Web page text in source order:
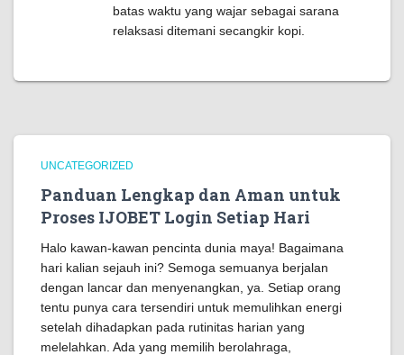
batas waktu yang wajar sebagai sarana
relaksasi ditemani secangkir kopi.
UNCATEGORIZED
Panduan Lengkap dan Aman untuk
Proses IJOBET Login Setiap Hari
Halo kawan-kawan pencinta dunia maya! Bagaimana
hari kalian sejauh ini? Semoga semuanya berjalan
dengan lancar dan menyenangkan, ya. Setiap orang
tentu punya cara tersendiri untuk memulihkan energi
setelah dihadapkan pada rutinitas harian yang
melelahkan. Ada yang memilih berolahraga,